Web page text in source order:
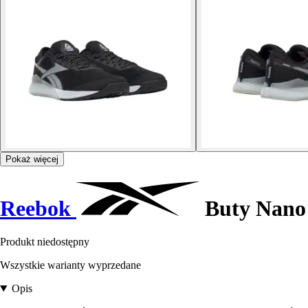
Pokaż więcej
Reebok Buty
Produkt niedostępny
Wszystkie warianty wyprzedane
Opis